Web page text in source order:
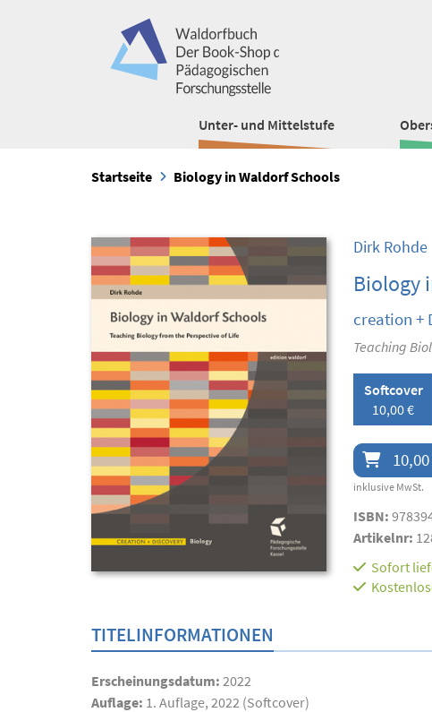
Unter- und Mittelstufe
Startseite Biology in Waldorf Schools
Dirk Rohde
Biology
creation +
Teaching
Softcover
10,00 €
inklusive MwSt.
ISBN:
Artikelnr:
Sofort
TITELINFORMATIONEN
Erscheinungsdatum: 2022
Auflage: 1. Auflage, 2022 (Softcover)